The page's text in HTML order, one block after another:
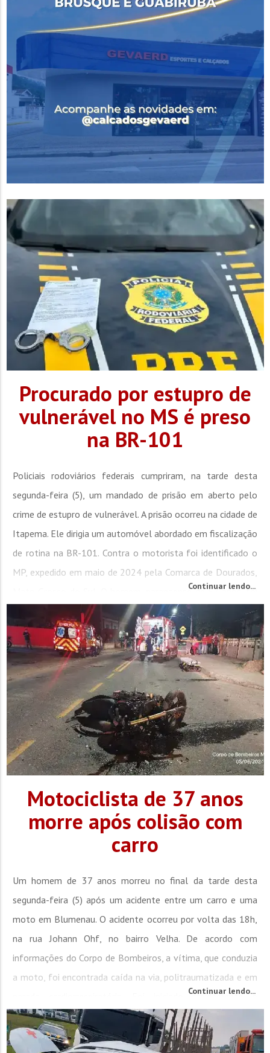
Procurado por estupro de
vulnerável no MS é preso
na BR-101
Policiais rodoviários federais cumpriram, na tarde desta
segunda-feira (5), um mandado de prisão em aberto pelo
crime de estupro de vulnerável. A prisão ocorreu na cidade de
Itapema. Ele dirigia um automóvel abordado em fiscalização
de rotina na BR-101. Contra o motorista foi identificado o
MP, expedido em maio de 2024 pela Comarca de Dourados,
Mato Grosso do Sul. O homem, paranaense de 67 anos, foi
conduzido ao Presídio de Itapema...
Continuar lendo...
Motociclista de 37 anos
morre após colisão com
carro
Um homem de 37 anos morreu no final da tarde desta
segunda-feira (5) após um acidente entre um carro e uma
moto em Blumenau. O acidente ocorreu por volta das 18h,
na rua Johann Ohf, no bairro Velha. De acordo com
informações do Corpo de Bombeiros, a vítima, que conduzia
a moto, foi encontrada caída na via, politraumatizada e em
parada cardiorrespiratória. Foi iniciado rapidamente o
protocolo de reanimação com apoio da equipe do SAMU,...
Continuar lendo...